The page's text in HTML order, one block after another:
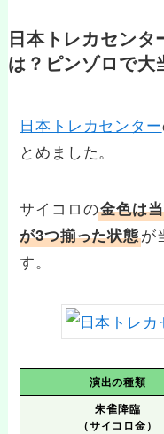
日本トレカセン
は？ピンゾロで大
日本トレカセンター
とめました。
サイコロの金色は
が3つ揃った状態が
す。
演出の種類
朱雀降臨
（サイコロ金）